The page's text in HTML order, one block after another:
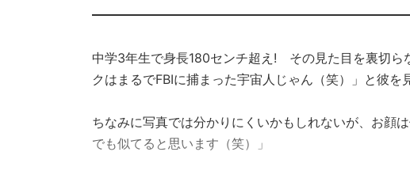
中学3年生で身長180センチ超え! その見た目を裏切ら
クはまるでFBIに捕まった宇宙人じゃん（笑）」と彼を
ちなみに写真では分かりにくいかもしれないが、お顔
でも似てると思います（笑）」